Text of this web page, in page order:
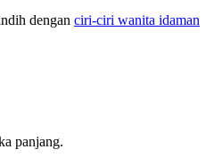
dengan ciri-ciri wanita idaman
panjang.